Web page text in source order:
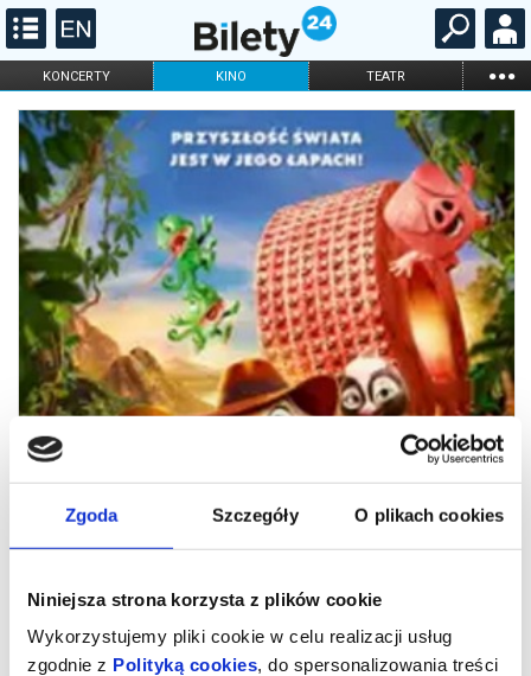
Zgoda Szczegóły O plikach cookies
Niniejsza strona korzysta z plików cookie
Wykorzystujemy pliki cookie w celu realizacji usług
zgodnie z Polityką cookies, do spersonalizowania treści
KONCERTY KINO TEATR ...
FILHARMONIA OPERA I BALET
STAND-UP
DLA DZIECI
ONLINE KARNETY